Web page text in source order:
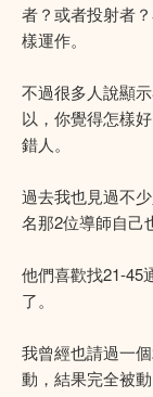
者？或者投射者
樣運作。
不過很多人說顯
以，你覺得怎樣
錯人。
過去我也見過不
名那2位導師自己
他們喜歡找21-45
了。
我曾經也請過一
動，結果完全被動